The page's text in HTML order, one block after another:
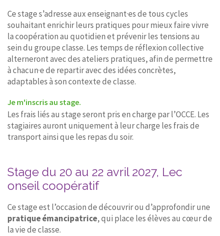
Ce stage s’adresse aux enseignant·es de tous cycles
souhaitant enrichir leurs pratiques pour mieux faire vivre
la coopération au quotidien et prévenir les tensions au
sein du groupe classe. Les temps de réflexion collective
alterneront avec des ateliers pratiques, afin de permettre
à chacun·e de repartir avec des idées concrètes,
adaptables à son contexte de classe.
Je m'inscris au stage.
Les frais liés au stage seront pris en charge par l’OCCE. Les
stagiaires auront uniquement à leur charge les frais de
transport ainsi que les repas du soir.
Stage du 20 au 22 avril 2027, Lec
onseil coopératif
Ce stage est l’occasion de découvrir ou d’approfondir une
pratique émancipatrice, qui place les élèves au cœur de
la vie de classe.